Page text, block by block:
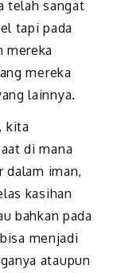
telah sangat
tapi pada
mereka
mereka
lainnya.
kita
di mana
dalam iman,
kasihan
bahkan pada
menjadi
ataupun